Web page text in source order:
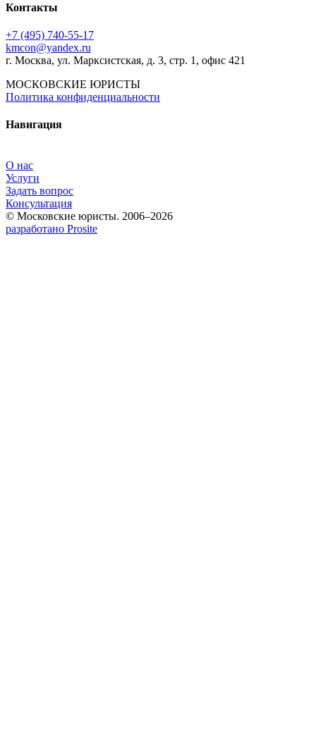
Контакты
+7 (495) 740‑55‑17
kmcon@yandex.ru
г. Москва, ул. Марксистская, д. 3, стр. 1, офис 421
МОСКОВСКИЕ ЮРИСТЫ
Политика конфиденциальности
Навигация
О нас
Услуги
Задать вопрос
Консультация
© Московские юристы. 2006–2026
разработано Prosite